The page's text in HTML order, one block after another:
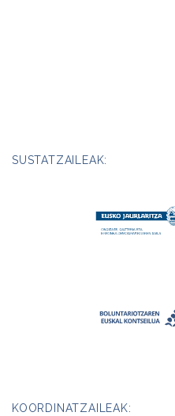
SUSTATZAILEAK:
KOORDINATZAILEAK: